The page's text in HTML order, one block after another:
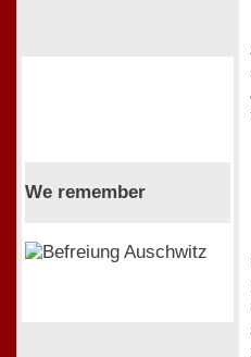
We remember